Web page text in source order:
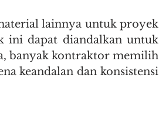
lainnya untuk proyek
ini dapat diandalkan untuk
banyak kontraktor memilih
keandalan dan konsistensi